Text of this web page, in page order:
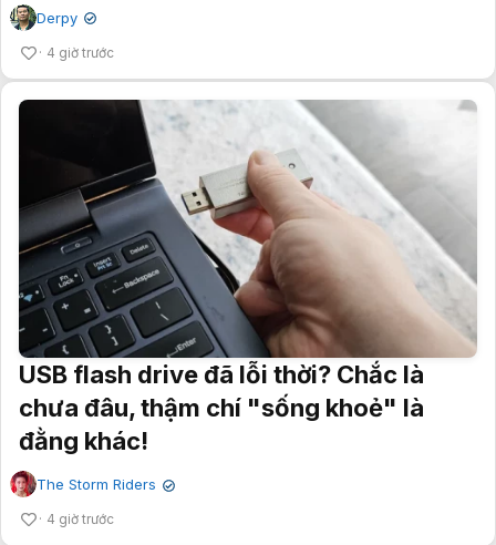
Derpy ✔
4 giờ trước
USB flash drive đã lỗi thời? Chắc là
chưa đâu, thậm chí "sống khoẻ" là
đằng khác!
The Storm Riders ✔
4 giờ trước